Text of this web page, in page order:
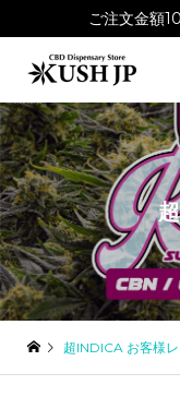
ご注文金額
超INDICA お客様